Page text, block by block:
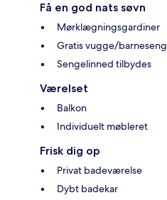
Få en god nats søvn
Mørklægningsgardiner
Gratis vugge/barneseng
Sengelinned tilbydes
Værelset
Balkon
Individuelt møbleret
Frisk dig op
Privat badeværelse
Dybt badekar